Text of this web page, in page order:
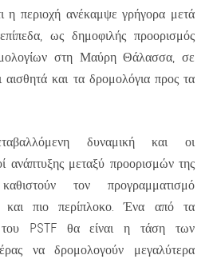
η περιοχή ανέκαμψε γρήγορα μετά
ως δημοφιλής προορισμός
στη Μαύρη Θάλασσα, σε
και τα δρομολόγια προς τα
δυναμική και οι
ανάπτυξης μεταξύ προορισμών της
τον προγραμματισμό
και πιο περίπλοκο. Ένα από τα
του PSTF θα είναι η τάση των
να δρομολογούν μεγαλύτερα